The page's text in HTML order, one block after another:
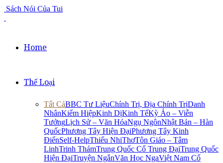
Sách Nói Của Tui
Home
Thể Loại
Tất CảBBC Tư LiệuChính Trị, Địa Chính TrịDanh
NhânKiếm HiệpKinh DịKinh TếKỳ Ảo – Viễn
TưởngLịch Sử – Văn HóaNgụ NgônNhật Bản – Hàn
QuốcPhương Tây Hiện ĐạiPhương Tây Kinh
ĐiểnSelf-HelpThiếu NhiThơTôn Giáo – Tâm
LinhTrinh ThámTrung Quốc Cổ Trung ĐạiTrung Quốc
Hiện ĐạiTruyện NgắnVăn Học NgaViệt Nam Cổ